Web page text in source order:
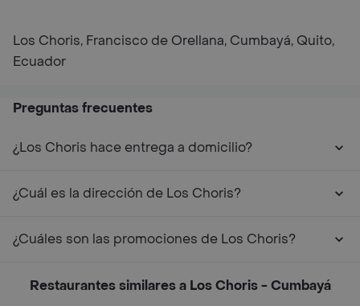
Los Choris, Francisco de Orellana, Cumbayá, Quito,
Ecuador
Preguntas frecuentes
¿Los Choris hace entrega a domicilio?
¿Cuál es la dirección de Los Choris?
¿Cuáles son las promociones de Los Choris?
Restaurantes similares a Los Choris - Cumbayá